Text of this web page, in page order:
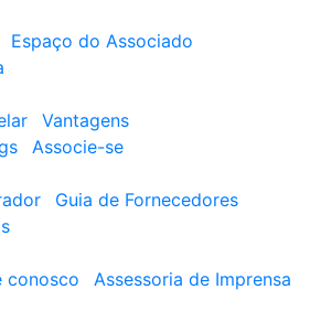
Espaço do Associado
Vantagens
Associe-se
Guia de Fornecedores
conosco
Assessoria de Imprensa